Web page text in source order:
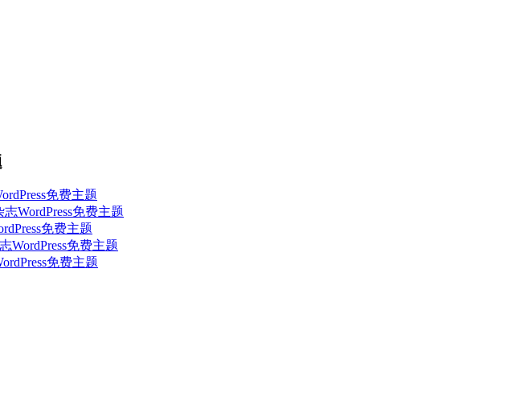
免费主题
WordPress免费主题
免费主题
WordPress免费主题
免费主题